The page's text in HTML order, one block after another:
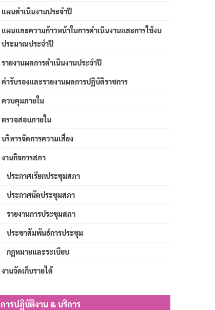
แผนดำเนินงานประจำปี
แผนและความก้าวหน้าในการดำเนินงานและการใช้งบ
ประมาณประจำปี
รายงานผลการดำเนินงานประจำปี
คำรับรองและรายงานผลการปฏิบัติราชการ
ควบคุมภายใน
ตรวจสอบภายใน
บริหารจัดการความเสี่ยง
งานกิจการสภา
ประกาศเรียกประชุมสภา
ประกาศนัดประชุมสภา
รายงานการประชุมสภา
ประชาสัมพันธ์การประชุม
กฎหมายและระเบียบ
งานจัดเก็บรายได้
การปฏิบัติงาน & บริการ